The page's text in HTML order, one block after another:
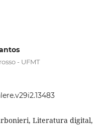
- UFMT
Literatura digital,